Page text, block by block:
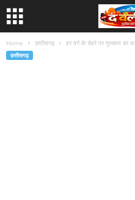
Home छत्तीसगढ़ हर वर्ग के चेहरे पर मुस्कान का
छत्तीसगढ़